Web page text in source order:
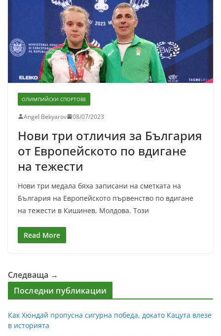
ОЛИМПИЙСКИ СПОРТОВЕ
Angel Bekyarov 08/07/2023
Нови три отличия за България
от Европейското по вдигане
на тежести
Нови три медала бяха записани на сметката на
България на Европейското първенство по вдигане
на тежести в Кишинев, Молдова. Този
Read More
Следваща →
Последни публикации
Как Хюндай пропусна сигурна победа, докато Кацута влезе
в историята